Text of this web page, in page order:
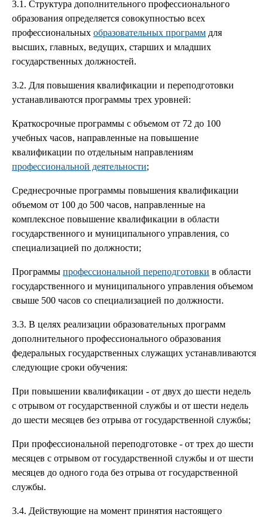
3.1. Структура дополнительного профессионального
образования определяется совокупностью всех
профессиональных образовательных программ для
высших, главных, ведущих, старших и младших
государственных должностей.
3.2. Для повышения квалификации и переподготовки
устанавливаются программы трех уровней:
Краткосрочные программы с объемом от 72 до 100
учебных часов, направленные на повышение
квалификации по отдельным направлениям
профессиональной деятельности;
Среднесрочные программы повышения квалификации
объемом от 100 до 500 часов, направленные на
комплексное повышение квалификации в области
государственного и муниципального управления, со
специализацией по должности;
Программы профессиональной переподготовки в области
государственного и муниципального управления объемом
свыше 500 часов со специализацией по должности.
3.3. В целях реализации образовательных программ
дополнительного профессионального образования
федеральных государственных служащих устанавливаются
следующие сроки обучения:
При повышении квалификации - от двух до шести недель
с отрывом от государственной службы и от шести недель
до шести месяцев без отрыва от государственной службы;
При профессиональной переподготовке - от трех до шести
месяцев с отрывом от государственной службы и от шести
месяцев до одного года без отрыва от государственной
службы.
3.4. Действующие на момент принятия настоящего